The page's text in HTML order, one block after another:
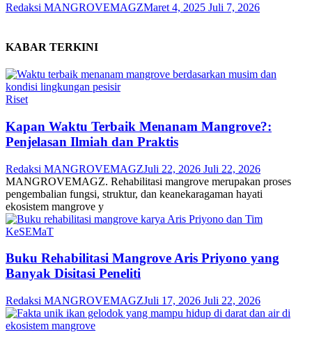
Redaksi MANGROVEMAGZMaret 4, 2025 Juli 7, 2026
KABAR TERKINI
Riset
Kapan Waktu Terbaik Menanam Mangrove?:
Penjelasan Ilmiah dan Praktis
Redaksi MANGROVEMAGZJuli 22, 2026 Juli 22, 2026
MANGROVEMAGZ. Rehabilitasi mangrove merupakan proses
pengembalian fungsi, struktur, dan keanekaragaman hayati
ekosistem mangrove y
Buku Rehabilitasi Mangrove Aris Priyono yang
Banyak Disitasi Peneliti
Redaksi MANGROVEMAGZJuli 17, 2026 Juli 22, 2026